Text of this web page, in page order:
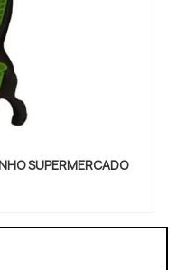
SUPERMERCADO